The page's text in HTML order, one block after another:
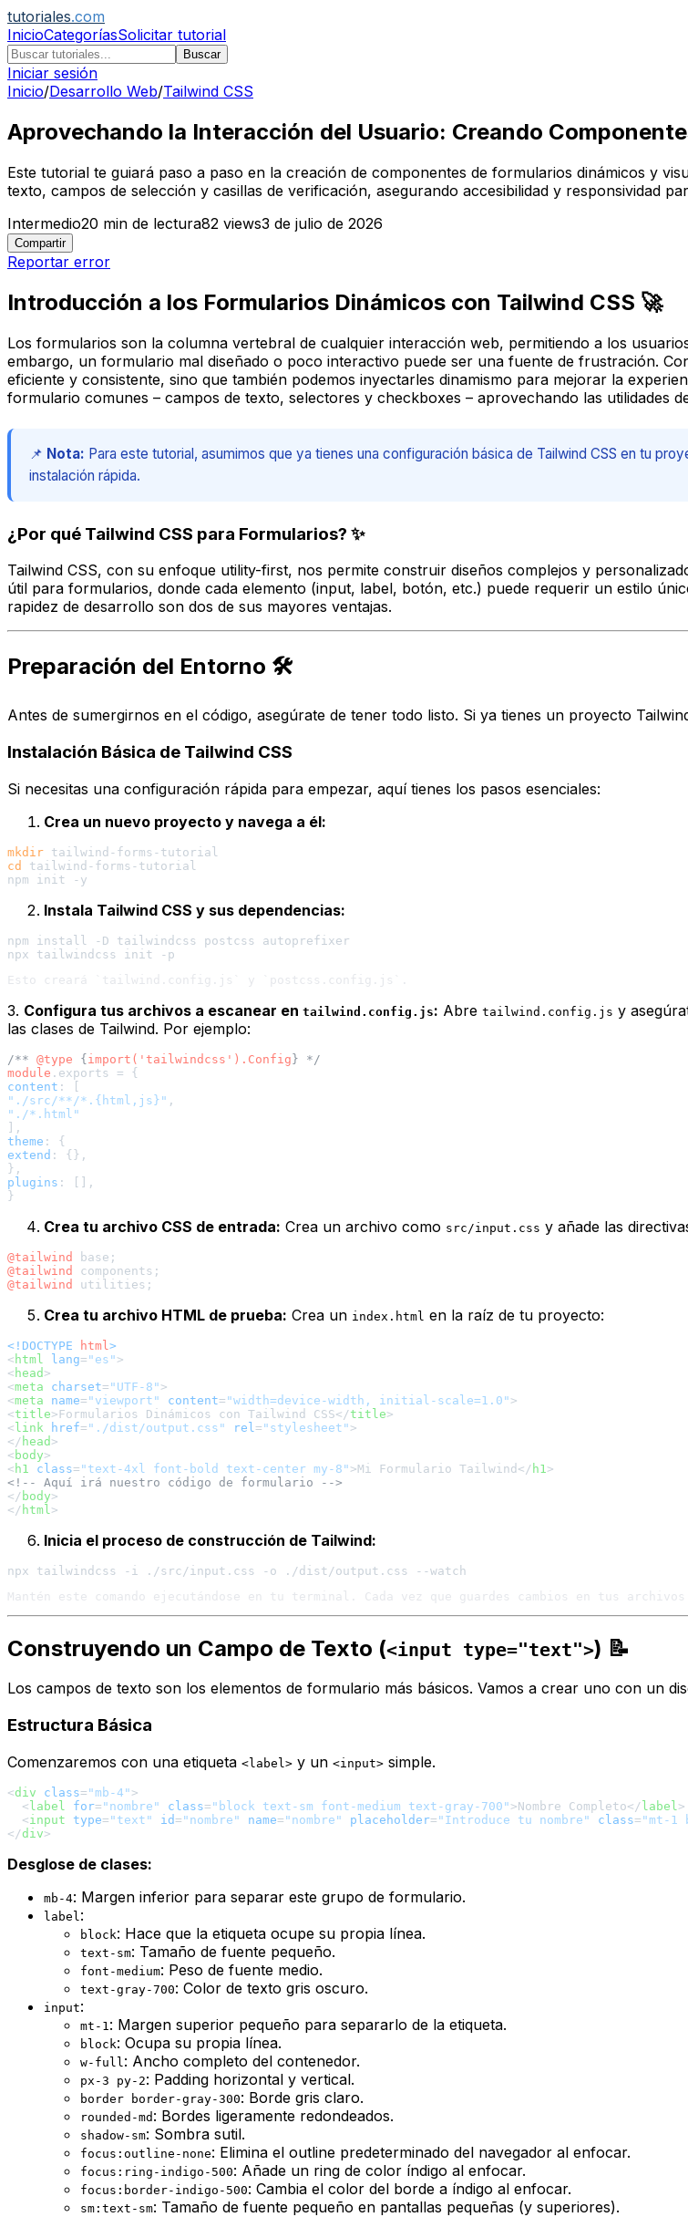
tutoriales.com
InicioCategoríasSolicitar tutorial
Buscar
Iniciar sesión
Inicio/Desarrollo Web/Tailwind CSS
Aprovechando la Interacción del Usuario: Creando
Este tutorial te guiará paso a paso en la creación de componentes de formularios dinámicos y
texto, campos de selección y casillas de verificación, asegurando accesibilidad y responsividad
Intermedio20 min de lectura82 views3 de julio de 2026
Compartir
Reportar error
Introducción a los Formularios Dinámicos con Tailwind CSS 🚀
Los formularios son la columna vertebral de cualquier interacción web, permitiendo a los
embargo, un formulario mal diseñado o poco interactivo puede ser una fuente de frustración.
eficiente y consistente, sino que también podemos inyectarles dinamismo para mejorar la
formulario comunes – campos de texto, selectores y checkboxes – aprovechando las utilidades
📌 Nota: Para este tutorial, asumimos que ya tienes una configuración básica de Tailwind CSS en tu
instalación rápida.
¿Por qué Tailwind CSS para Formularios? ✨
Tailwind CSS, con su enfoque utility-first, nos permite construir diseños complejos y
útil para formularios, donde cada elemento (input, label, botón, etc.) puede requerir un estilo
rapidez de desarrollo son dos de sus mayores ventajas.
Preparación del Entorno 🛠️
Antes de sumergirnos en el código, asegúrate de tener todo listo. Si ya tienes un proyecto
Instalación Básica de Tailwind CSS
Si necesitas una configuración rápida para empezar, aquí tienes los pasos esenciales:
Crea un nuevo proyecto y navega a él:
mkdir
cd
tailwind-forms-tutorial
Instala Tailwind CSS y sus dependencias:
npm install -D tailwindcss postcss autoprefixer
3. Configura tus archivos a escanear en tailwind.config.js: Abre tailwind.config.js y
las clases de Tailwind. Por ejemplo:
/** @type {import('tailwindcss').Config} */
module . exports
content
"./src/**/*.{html,js}"
"./*.html"
theme
extend : {},
plugins : [],
Crea tu archivo CSS de entrada: Crea un archivo como src/input.css y añade las
@tailwind
@tailwind
@tailwind
Crea tu archivo HTML de prueba: Crea un index.html en la raíz de tu proyecto:
<!DOCTYPE html >
< html lang= "es" >
< head >
<meta charset= "UTF-8" >
<meta name= "viewport" content= "width=device-width, initial-scale=1.0" >
<title>Formularios Dinámicos con Tailwind CSS</title>
<link href= "./dist/output.css" rel = "stylesheet" >
</ head >
< body>
< h1 class= "text-4xl font-bold text-center my-8" >Mi Formulario Tailwind </ h1 >
<!-- Aquí irá nuestro código de formulario -->
</ body>
</ html >
Inicia el proceso de construcción de Tailwind:
Construyendo un Campo de Texto (<input type="text">) 📝
Los campos de texto son los elementos de formulario más básicos. Vamos a crear uno con un
Estructura Básica
Comenzaremos con una etiqueta <label> y un <input> simple.
<div class= "mb-4" >
< label for= "nombre" class= "block text-sm font-medium text-gray-700" >Nombre Completo</ label >
<input type= "text" id= "nombre" name= "nombre" placeholder= "Introduce tu nombre" class= "mt-1
</div>
Desglose de clases:
mb-4: Margen inferior para separar este grupo de formulario.
label :
block: Hace que la etiqueta ocupe su propia línea.
text-sm: Tamaño de fuente pequeño.
font-medium: Peso de fuente medio.
text-gray-700: Color de texto gris oscuro.
input:
mt-1 : Margen superior pequeño para separarlo de la etiqueta.
block: Ocupa su propia línea.
w-full : Ancho completo del contenedor.
px-3 py-2: Padding horizontal y vertical.
border border-gray-300: Borde gris claro.
rounded-md : Bordes ligeramente redondeados.
shadow-sm: Sombra sutil.
focus:outline-none: Elimina el outline predeterminado del navegador al enfocar.
focus:ring-indigo-500: Añade un ring de color índigo al enfocar.
focus:border-indigo-500: Cambia el color del borde a índigo al enfocar.
sm:text-sm: Tamaño de fuente pequeño en pantallas pequeñas (y superiores).